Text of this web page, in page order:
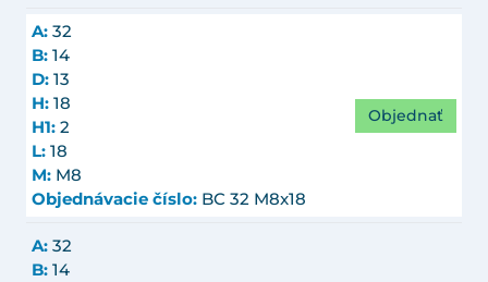
A: 32
B: 14
D: 13
H: 18
H1: 2
L: 18
M: M8
Objednávacie číslo: BC 32 M8x18
Objednať
A: 32
B: 14